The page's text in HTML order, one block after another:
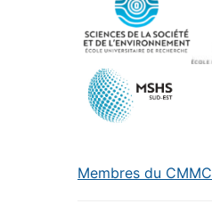
Membres du CMMC